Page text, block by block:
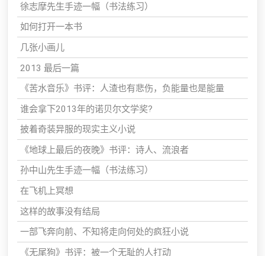
徐志摩先生手迹一幅（书法练习）
如何打开一本书
几张小画儿
2013 最后一篇
《苦水音乐》书评：人渣也有悲伤，负能量也是能量
谁会拿下2013年的诺贝尔文学奖?
披着奇装异服的现实主义小说
《地球上最后的夜晚》书评：诗人、流浪者
孙中山先生手迹一幅（书法练习）
在飞机上冥想
这样的故事没有结局
一部飞奔向前、不知将走向何处的疯狂小说
《无尾狗》书评：被一个无耻的人打动